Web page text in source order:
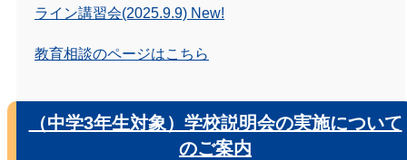
ライン講習会(2025.9.9) New!
教育相談のページはこちら
（中学3年生対象）学校説明会の実施について
のご案内